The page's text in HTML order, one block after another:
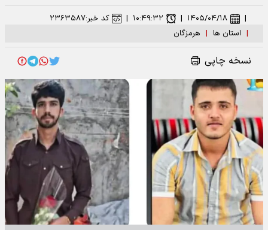
| استان ها | هرمزگان
| ۱۴۰۵/۰۴/۱۸ | ۱۰:۴۹:۳۲ | کد خبر:۲۳۶۳۵۸۷
نسخه چاپی